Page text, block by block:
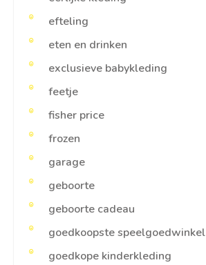
efteling
eten en drinken
exclusieve babykleding
feetje
fisher price
frozen
garage
geboorte
geboorte cadeau
goedkoopste speelgoedwinkel
goedkope kinderkleding